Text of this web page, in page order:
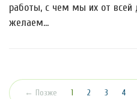
работы, с чем мы их от
желаем…
← Позже 1 (текущая)
2 3 4